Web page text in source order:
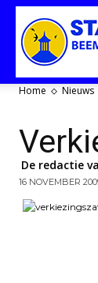
Home Nieuws
De redactie
16 NOVEMBER